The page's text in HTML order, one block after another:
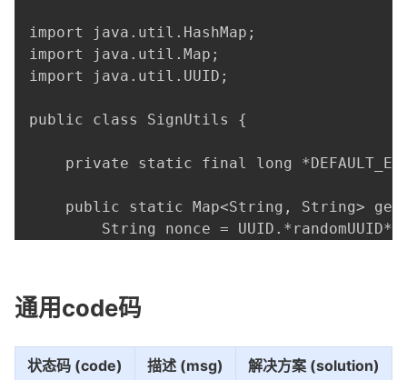
通用code码
状态码 (code) 描述 (msg) 解决方案 (solution)